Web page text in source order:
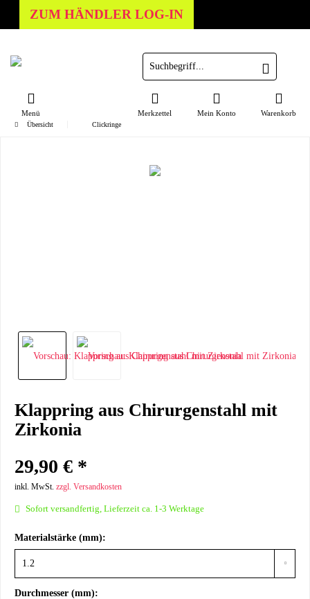
ZUM HÄNDLER LOG-IN
Menü Warenkorb
Merkzettel Mein Konto
Übersicht Clickringe
Klappring aus Chirurgenstahl mit
Zirkonia
29,90 € *
inkl. MwSt. zzgl. Versandkosten
Sofort versandfertig, Lieferzeit ca. 1-3 Werktage
Materialstärke (mm):
Durchmesser (mm):